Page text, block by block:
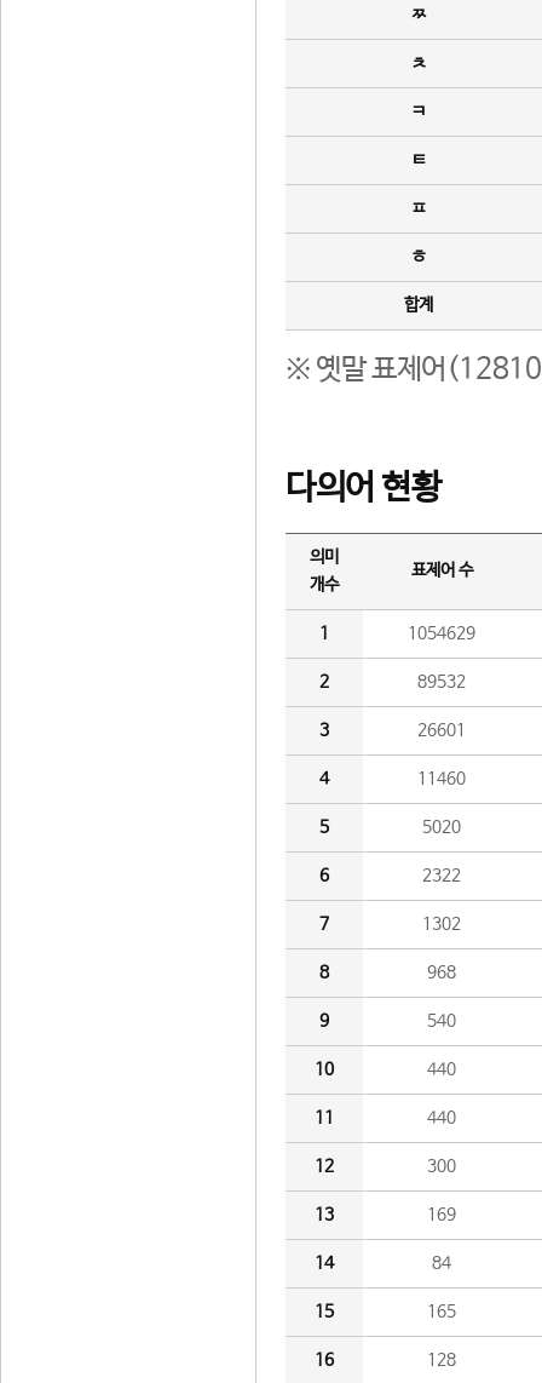
ㅉ
ㅊ
ㅋ
ㅌ
ㅍ
ㅎ
합계
※ 옛말 표제어(12810
다의어 현황
의미
개수
표제어 수
1 1054629
2 89532
3 26601
4 11460
5 5020
6 2322
7 1302
8 968
9 540
10 440
11 440
12 300
13 169
14 84
15 165
16 128